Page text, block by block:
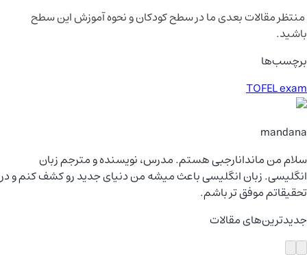
منتظر مقالات بعدی ما در سطح کودکان و نحوه آموزش این سطح
باشید.
برچسب‌ها
TOFEL exam
mandana
سلام من ماندانارجبی هستم. مدرس، نویسنده و مترجم زبان
انگلیسی. زبان انگلیسی باعث میشه من دنیای جدید رو کشف کنم و در
تحقیقاتم موفق تر باشم.
جدیدترین‌های مقالات